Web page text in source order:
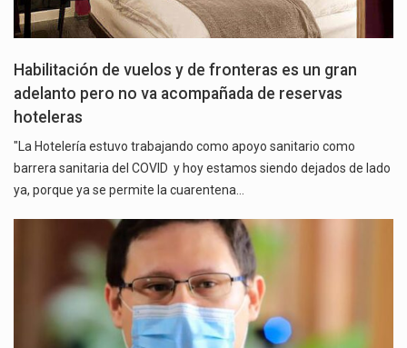
Habilitación de vuelos y de fronteras es un gran
adelanto pero no va acompañada de reservas
hoteleras
"La Hotelería estuvo trabajando como apoyo sanitario como
barrera sanitaria del COVID y hoy estamos siendo dejados de lado
ya, porque ya se permite la cuarentena…